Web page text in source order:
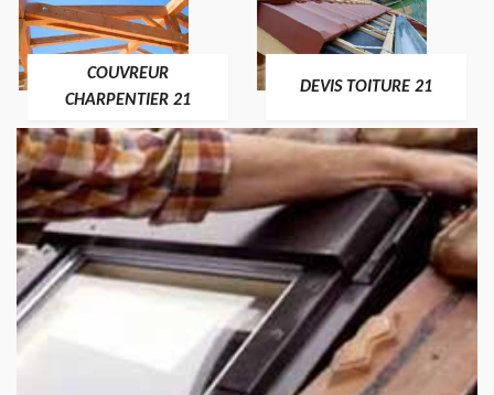
COUVREUR
CHARPENTIER 21
DEVIS TOITURE 21